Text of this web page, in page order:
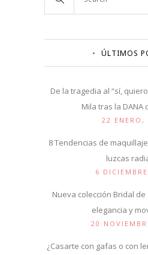
ÚLTIMOS
De la tragedia al “sí,
Mila tras la DANA
22 ENERO,
8 Tendencias de
luzcas
6
Nueva colección Bridal
elegancia y
20
¿Casarte con gafas o con